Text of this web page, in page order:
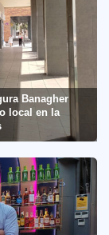
Banagher
local en la